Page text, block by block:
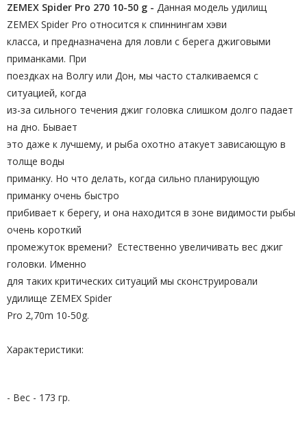
ZEMEX Spider Pro 270 10-50 g - Данная модель удилищ
ZEMEX Spider Pro относится к спиннингам хэви
класса, и предназначена для ловли с берега джиговыми
приманками. При
поездках на Волгу или Дон, мы часто сталкиваемся с
ситуацией, когда
из-за сильного течения джиг головка слишком долго падает
на дно. Бывает
это даже к лучшему, и рыба охотно атакует зависающую в
толще воды
приманку. Но что делать, когда сильно планирующую
приманку очень быстро
прибивает к берегу, и она находится в зоне видимости рыбы
очень короткий
промежуток времени? Естественно увеличивать вес джиг
головки. Именно
для таких критических ситуаций мы сконструировали
удилище ZEMEX Spider
Pro 2,70m 10-50g.
Характеристики:
- Вес - 173 гр.